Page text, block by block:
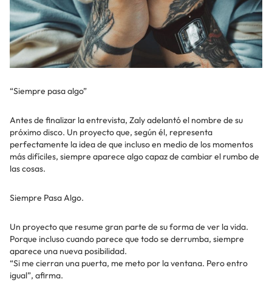
“Siempre pasa algo”
Antes de finalizar la entrevista, Zaly adelantó el nombre de su
próximo disco. Un proyecto que, según él, representa
perfectamente la idea de que incluso en medio de los momentos
más difíciles, siempre aparece algo capaz de cambiar el rumbo de
las cosas.
Siempre Pasa Algo.
Un proyecto que resume gran parte de su forma de ver la vida.
Porque incluso cuando parece que todo se derrumba, siempre
aparece una nueva posibilidad.
“Si me cierran una puerta, me meto por la ventana. Pero entro
igual”, afirma.